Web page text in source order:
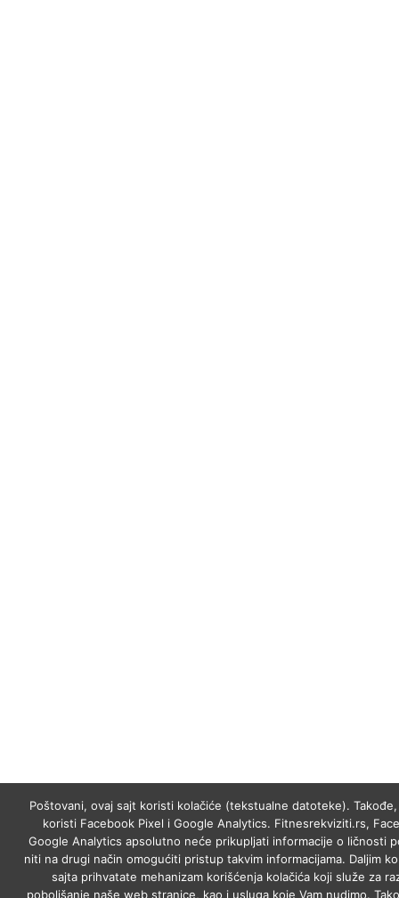
Poštovani, ovaj sajt koristi kolačiće (tekstualne datoteke).
koristi Facebook Pixel i Google Analytics. Fitnesrekviziti.rs,
Google Analytics apsolutno neće prikupljati informacije o ličnosti
niti na drugi način omogućiti pristup takvim informacijama. Daljim
sajta prihvatate mehanizam korišćenja kolačića koji služe za
poboljšanje naše web stranice, kao i usluga koje Vam nudimo.